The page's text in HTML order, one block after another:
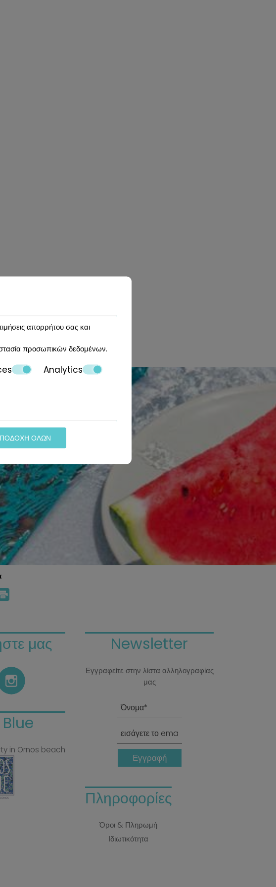
υποβάλλουν προσωπικά τους στοιχεία στο website.
μας
in Ornos beach
Newsletter
Εγγραφείτε στην λίστα αλληλογραφίας
μας
Εγγραφή
Πληροφορίες
Όροι & Πληρωμή
Ιδιωτικότητα
απορρήτου σας και
προσωπικών δεδομένων.
Analytics
ΌΛΩΝ